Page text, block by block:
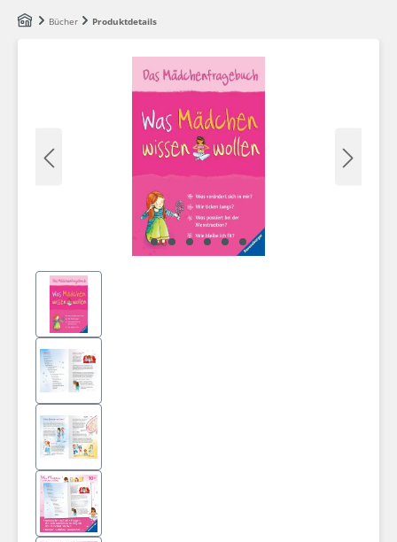
Zum Hauptinhalt springen
Bücher Produktdetails